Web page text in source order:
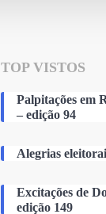
TOP VISTOS
Palpitações em
– edição 94
Alegrias
Excitações de
edição 149